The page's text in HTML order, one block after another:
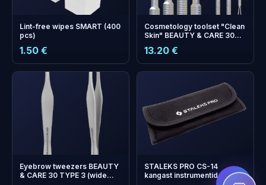
Lint-free wipes SMART (400
pcs)
1.50 €
Cosmetology toolset "Clean
Skin" BEAUTY & CARE 30
with 19 holes and double-
ended loop)
13.20 €
Eyebrow tweezers BEAUTY
& CARE 30 TYPE 3 (wide
STALEKS PRO CS-14
kangast instrumentide vutlar
+ boonuspunkti
Kogu ja säästa järgmisel